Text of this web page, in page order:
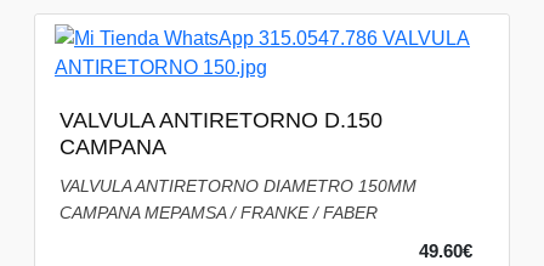
VALVULA ANTIRETORNO D.150
CAMPANA
VALVULA ANTIRETORNO DIAMETRO 150MM
CAMPANA MEPAMSA / FRANKE / FABER
49.60€